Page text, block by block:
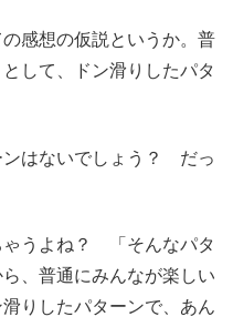
感想の仮説というか。普
して、ドン滑りしたパタ
ンはないでしょう？ だっ
ゃうよね？ 「そんなパタ
、普通にみんなが楽しい
りしたパターンで、あん